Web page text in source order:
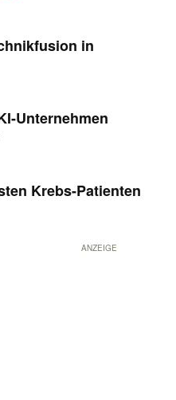
in
Unternehmen
Krebs-Patienten
ANZEIGE